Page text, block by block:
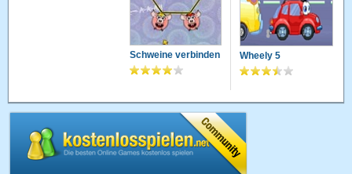
Schweine verbinden Wheely 5